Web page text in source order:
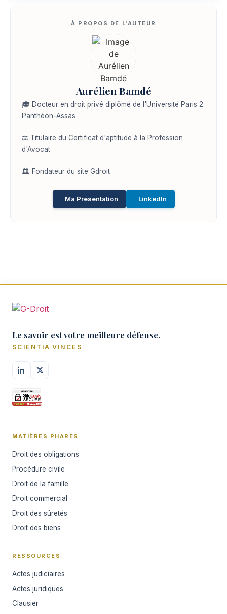
Aurélien Bamdé
🎓 Docteur en droit privé diplômé de l'Université Paris 2
Panthéon-Assas
⚖️ Titulaire du Certificat d'aptitude à la Profession
d'Avocat
🏛️ Fondateur du site Gdroit
Ma Présentation LinkedIn
Le savoir est votre meilleure défense.
SCIENTIA VINCES
MATIÈRES PHARES
Droit des obligations
Procédure civile
Droit de la famille
Droit commercial
Droit des sûretés
Droit des biens
RESSOURCES
Actes judiciaires
Actes juridiques
Clausier